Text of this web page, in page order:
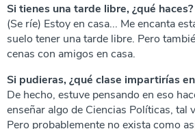
Si tienes una tarde libre, ¿qué haces?
(Se ríe) Estoy en casa... Me encanta
suelo tener una tarde libre. Pero
cenas con amigos en casa.
Si pudieras, ¿qué clase impartirías
De hecho, estuve pensando en eso
enseñar algo de Ciencias Políticas, tal
Pero probablemente no exista como